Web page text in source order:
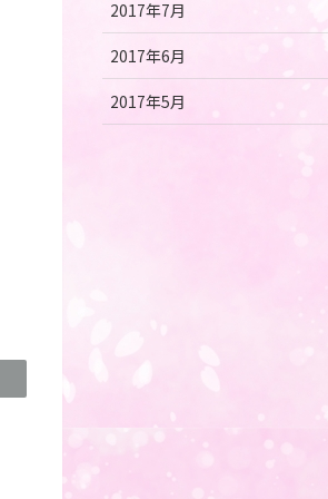
2017年7月
2017年6月
2017年5月